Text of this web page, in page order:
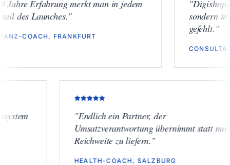
"19 Jahre Erfahrung merkt man in jedem
Detail des Launches.
FINANZ-COACH, FRANKFURT
"
Endlich ein Partner, der
Umsatzverantwortung übernimmt statt nur
Reichweite zu liefern."
HEALTH-COACH, SALZBURG